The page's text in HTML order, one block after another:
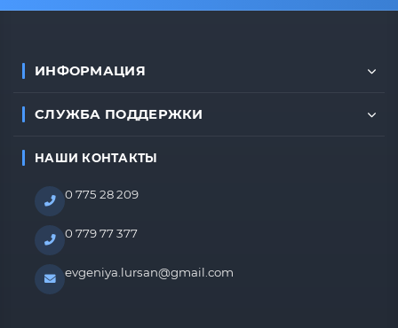
ИНФОРМАЦИЯ
СЛУЖБА ПОДДЕРЖКИ
НАШИ КОНТАКТЫ
0 775 28 209
0 779 77 377
evgeniya.lursan@gmail.com